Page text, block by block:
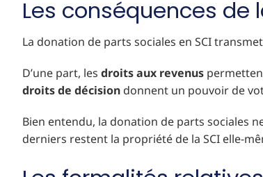
Les conséquences de
La donation de parts sociales en SCI
D’une part, les droits aux revenus
droits de décision donnent un pouvoir de
Bien entendu, la donation de parts sociales
derniers restent la propriété de la SCI elle-